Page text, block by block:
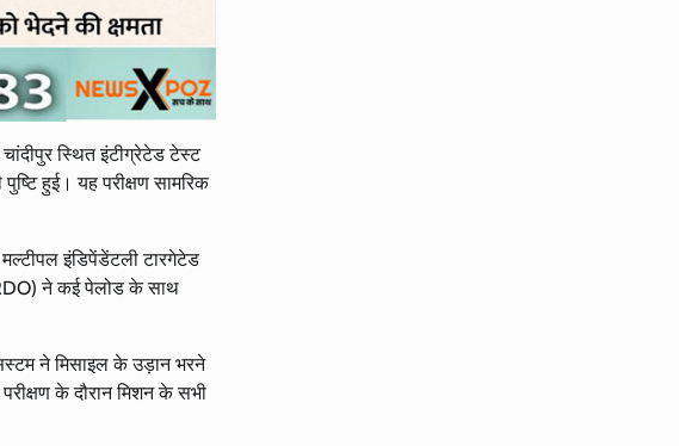
स्थित इंटीग्रेटेड टेस्ट
हुई। यह परीक्षण सामरिक
इंडिपेंडेंटली टारगेटेड
ने कई पेलोड के साथ
ने मिसाइल के उड़ान भरने
के दौरान मिशन के सभी